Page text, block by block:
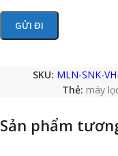
SKU: MLN-SNK-
Thẻ: máy
Sản phẩm